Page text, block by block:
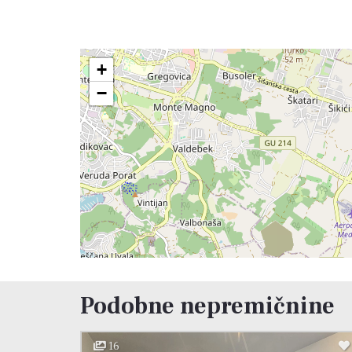
+
−
Podobne nepremičnine
16